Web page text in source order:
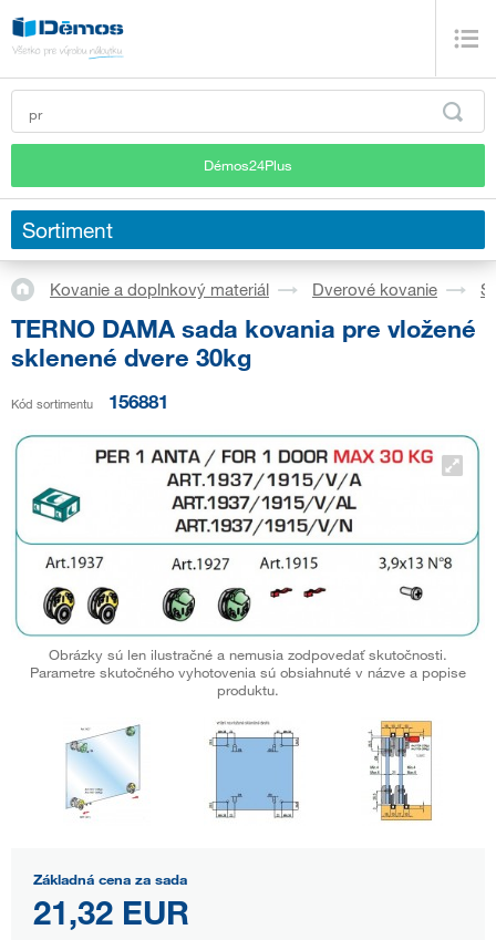
Démos24Plus
Sortiment
Kovanie a doplnkový materiál Dverové kovanie
TERNO DAMA sada kovania pre vložené
sklenené dvere 30kg
Kód sortimentu 156881
Obrázky sú len ilustračné a nemusia zodpovedať skutočnosti.
Parametre skutočného vyhotovenia sú obsiahnuté v názve a popise
produktu.
Základná cena za sada
21,32 EUR